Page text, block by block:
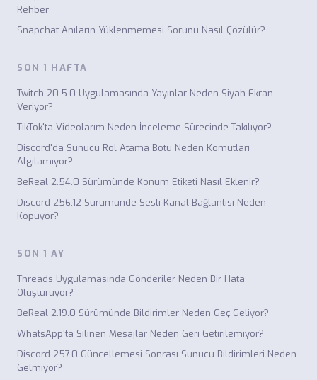
Rehber
Snapchat Anıların Yüklenmemesi Sorunu Nasıl Çözülür?
SON 1 HAFTA
Twitch 20.5.0 Uygulamasında Yayınlar Neden Siyah Ekran
Veriyor?
TikTok'ta Videolarım Neden İnceleme Sürecinde Takılıyor?
Discord'da Sunucu Rol Atama Botu Neden Komutları
Algılamıyor?
BeReal 2.54.0 Sürümünde Konum Etiketi Nasıl Eklenir?
Discord 256.12 Sürümünde Sesli Kanal Bağlantısı Neden
Kopuyor?
SON 1 AY
Threads Uygulamasında Gönderiler Neden Bir Hata
Oluşturuyor?
BeReal 2.19.0 Sürümünde Bildirimler Neden Geç Geliyor?
WhatsApp'ta Silinen Mesajlar Neden Geri Getirilemiyor?
Discord 257.0 Güncellemesi Sonrası Sunucu Bildirimleri Neden
Gelmiyor?